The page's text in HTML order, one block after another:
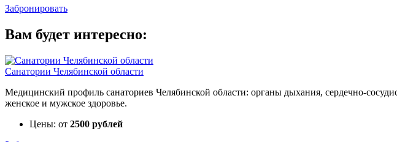
Забронировать
Вам будет интересно:
Санатории Челябинской области
Медицинский профиль санаториев Челябинской области: органы дыхания, сердечно-
женское и мужское здоровье.
Цены: от 2500 рублей